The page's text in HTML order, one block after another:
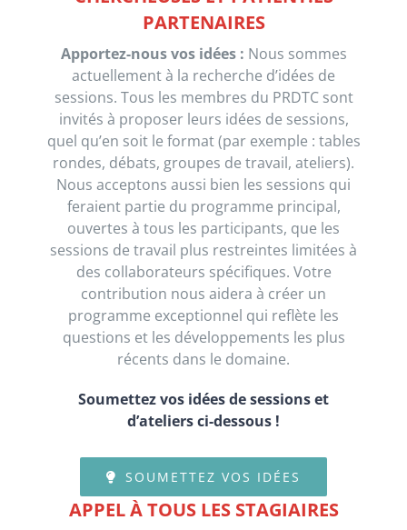
PARTENAIRES
Apportez-nous vos idées : Nous sommes
actuellement à la recherche d’idées de
sessions. Tous les membres du PRDTC sont
invités à proposer leurs idées de sessions,
quel qu’en soit le format (par exemple : tables
rondes, débats, groupes de travail, ateliers).
Nous acceptons aussi bien les sessions qui
feraient partie du programme principal,
ouvertes à tous les participants, que les
sessions de travail plus restreintes limitées à
des collaborateurs spécifiques. Votre
contribution nous aidera à créer un
programme exceptionnel qui reflète les
questions et les développements les plus
récents dans le domaine.
Soumettez vos idées de sessions et
d’ateliers ci-dessous !
SOUMETTEZ VOS IDÉES
APPEL À TOUS LES STAGIAIRES